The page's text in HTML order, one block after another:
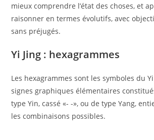
mieux comprendre l’état des choses, et
raisonner en termes évolutifs, avec
sans préjugés.
Yi Jing : hexagrammes
Les hexagrammes sont les symboles du
signes graphiques élémentaires
type Yin, cassé «- -», ou de type Yang,
les combinaisons possibles.